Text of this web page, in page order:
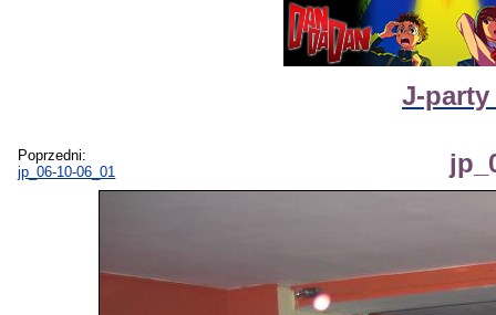
J-
Poprzedni:
jp_06-10-06_01